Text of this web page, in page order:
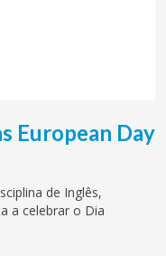
European Day
de Inglês,
a celebrar o Dia